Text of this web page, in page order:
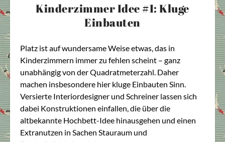
Kinderzimmer Idee #1: Kluge
Einbauten
Platz ist auf wundersame Weise etwas, das in
Kinderzimmern immer zu fehlen scheint – ganz
unabhängig von der Quadratmeterzahl. Daher
machen insbesondere hier kluge Einbauten Sinn.
Versierte Interiordesigner und Schreiner lassen sich
dabei Konstruktionen einfallen, die über die
altbekannte Hochbett-Idee hinausgehen und einen
Extranutzen in Sachen Stauraum und